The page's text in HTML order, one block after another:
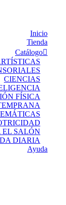
Inicio
Tienda
Catálogo
CIENCIAS
FÍSICA
EL SALÓN
DIARIA
Ayuda